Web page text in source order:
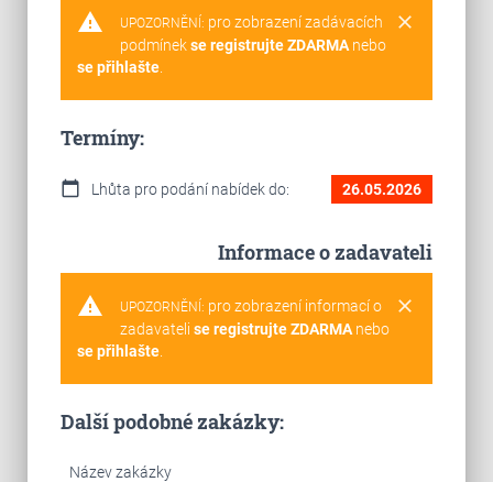
warning clear
UPOZORNĚNÍ: pro zobrazení zadávacích
podmínekse registrujte ZDARMAnebo
se přihlašte.
Termíny:
calendar_today Lhůta pro podání nabídek do: 26.05.2026
Informace o zadavateli
warning clear
UPOZORNĚNÍ: pro zobrazení informací o
zadavateli se registrujte ZDARMAnebo
se přihlašte.
Další podobné zakázky:
Název zakázky